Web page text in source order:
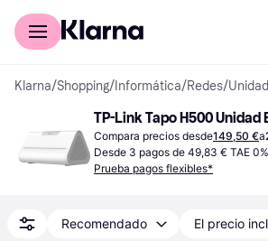
Comprar con Klarna
Klarna/Shopping/ Informática/Redes/
TP-Link Tapo H500 Unidad
Compara precios desde149,50 €a
Desde 3 pagos de 49,83 € TAE
Prueba pagos flexibles*
Recomendado El precio